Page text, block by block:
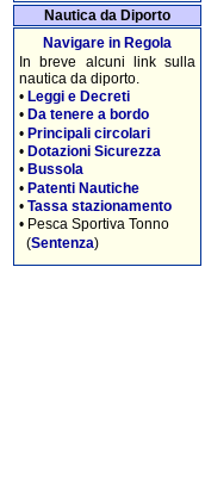
Nautica da Diporto
Navigare in Regola
In breve alcuni link sulla
nautica da diporto.
• Leggi e Decreti
• Da tenere a bordo
• Principali circolari
• Dotazioni Sicurezza
• Bussola
• Patenti Nautiche
• Tassa stazionamento
• Pesca Sportiva Tonno
(Sentenza)